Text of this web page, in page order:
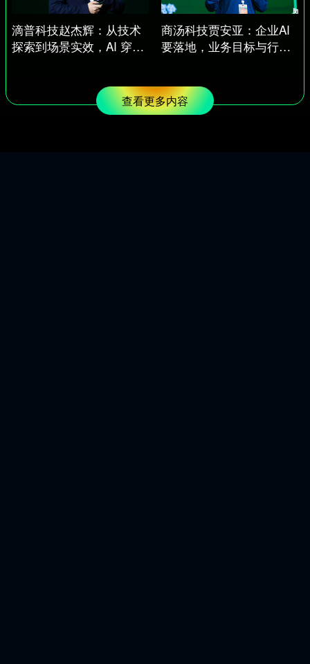
滴普科技赵杰辉：从技术
探索到场景实效，AI 穿越
商汤科技贾安亚：企业AI
要落地，业务目标与行业
查看更多内容